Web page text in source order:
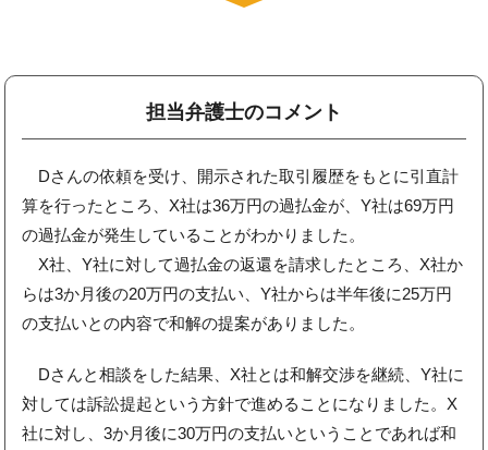
担当弁護士のコメント
Dさんの依頼を受け、開示された取引履歴をもとに引直計
算を行ったところ、X社は36万円の過払金が、Y社は69万円
の過払金が発生していることがわかりました。
X社、Y社に対して過払金の返還を請求したところ、X社か
らは3か月後の20万円の支払い、Y社からは半年後に25万円
の支払いとの内容で和解の提案がありました。
Dさんと相談をした結果、X社とは和解交渉を継続、Y社に
対しては訴訟提起という方針で進めることになりました。X
社に対し、3か月後に30万円の支払いということであれば和